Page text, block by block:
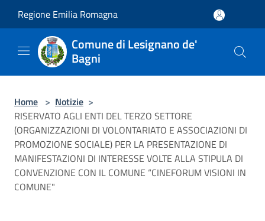
Regione Emilia Romagna
Comune di Lesignano de'
Bagni
Home > Notizie >
RISERVATO AGLI ENTI DEL TERZO SETTORE
(ORGANIZZAZIONI DI VOLONTARIATO E ASSOCIAZIONI DI
PROMOZIONE SOCIALE) PER LA PRESENTAZIONE DI
MANIFESTAZIONI DI INTERESSE VOLTE ALLA STIPULA DI
CONVENZIONE CON IL COMUNE “CINEFORUM VISIONI IN
COMUNE"